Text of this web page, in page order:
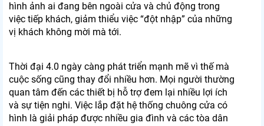
hình ảnh ai đang bên ngoài cửa và chủ động trong
việc tiếp khách, giảm thiểu việc “đột nhập” của những
vị khách không mời mà tới.
Thời đại 4.0 ngày càng phát triển mạnh mẽ vì thế mà
cuộc sống cũng thay đổi nhiều hơn. Mọi người thường
quan tâm đến các thiết bị hỗ trợ đem lại nhiều lợi ích
và sự tiện nghi. Việc lắp đặt hệ thống chuông cửa có
hình là giải pháp được nhiều gia đình và các tòa dân